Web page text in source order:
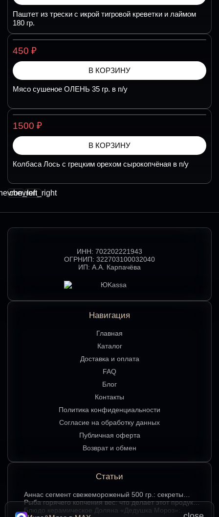
Паштет из трески с икрой тигровой креветки и лаймом
180 гр.
450 ₽
В КОРЗИНУ
Мясо сушеное ОЛЕНЬ 35 гр. в п/у
1500 ₽
В КОРЗИНУ
Колбаса Лось с грецким орехом сырокопчёная в п/у
chevron_right
ИНН: 702202221943
ОГРНИП: 322703100032040
ИП: А.А. Карпачёва
Навигация
Главная
Каталог
Доставка и оплата
FAQ
Блог
Контакты
Политика конфиденциальности
Согласие на обработку данных
Публичная оферта
Возврат и обмен
Статьи
Аннаc сегмент свежемороженый 500 гр.: секреты
хранения и лучшие способы подачи
Рыба горячего копчения вес: что делает этот продукт
любимым среди ценителей
Блюдо керамическое Доляна «Дедушка Мороз»: